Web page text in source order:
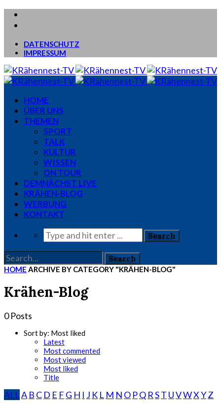
DATENSCHUTZ
IMPRESSUM
HOME
ÜBER UNS
THEMEN
SPORT
TALK
KULTUR
WISSEN
ON TOUR
DEMNÄCHST LIVE
KRÄHEN-BLOG
WERBUNG
KONTAKT
HOME ARCHIVE BY CATEGORY "KRÄHEN-BLOG"
Krähen-Blog
0 Posts
Sort by: Most liked
Latest
Most commented
Most viewed
Most liked
Title
ALLA B C D E F G H I J K L M N O PQ RST UVWXYZ